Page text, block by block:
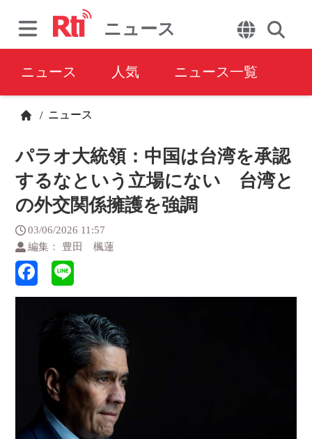
ニュース
ニュース 人気 ニュース一覧
/ ニュース
パラオ大統領：中国は台湾を承認
するなという立場にない 台湾と
の外交関係擁護を強調
03/06/2026 11:57
編集： 豊田 楓蓮